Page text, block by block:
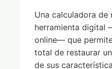
Una calculadora de
herramienta digital
online— que
total de restaurar
de sus